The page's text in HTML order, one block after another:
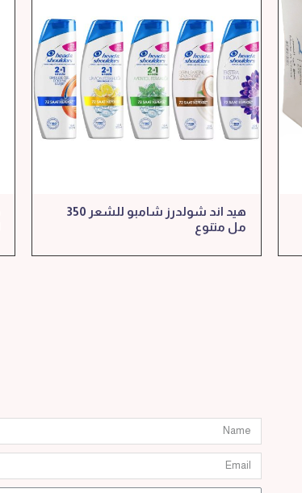
هيد اند شولدرز شامبو للشعر 350
مل متنوع